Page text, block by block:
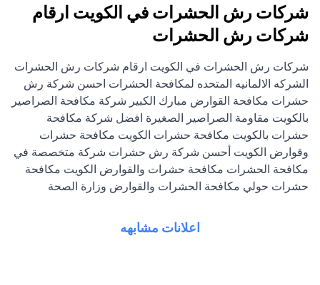
شركات رش الحشرات في الكويت ارقام
شركات رش الحشرات
شركات رش الحشرات في الكويت ارقام شركات رش الحشرات
الشركه الالمانيه المتحده لمكافحة الحشرات احسن شركة رش
حشرات مكافحة القوارض مبارك الكبير شركة مكافحة الصراصير
بالكويت مقاومة الصراصير الصغيرة افضل شركة مكافحة
حشرات بالكويت مكافحة حشرات الكويت مكافحة حشرات
وقوارض الكويت أحسن شركة رش حشرات شركة متخصصة في
مكافحة الحشرات مكافحة حشرات والقوارض الكويت مكافحة
حشرات حولي مكافحة الحشرات والقوارض وزارة الصحة
اعلانات مشابهه